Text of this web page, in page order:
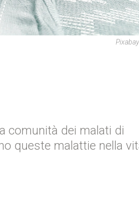
comunità dei malati di
queste malattie nella